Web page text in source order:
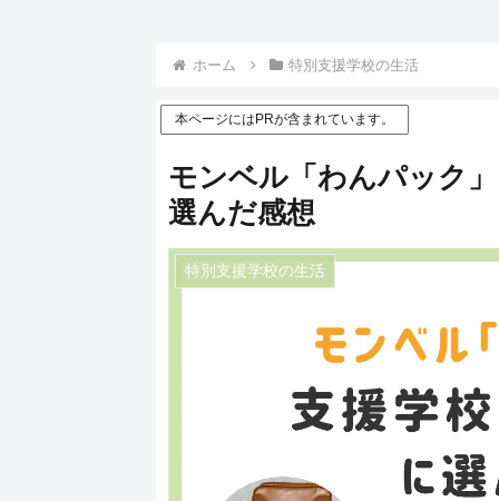
ホーム 特別支援学校の生活
本ページにはPRが含まれています。
モンベル「わんパック
選んだ感想
特別支援学校の生活